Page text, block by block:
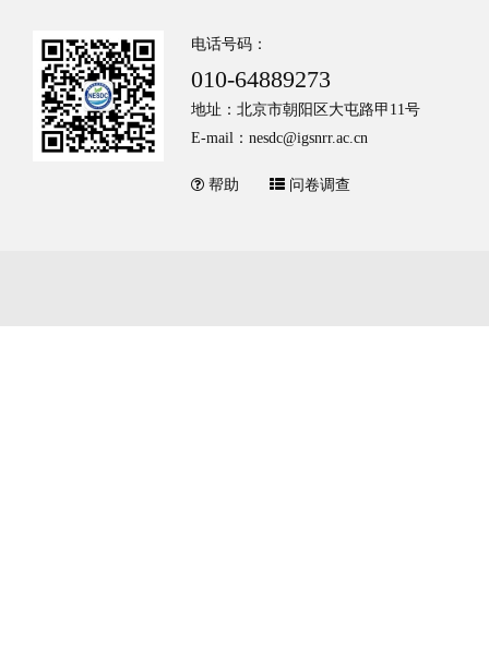
电话号码：
010-64889273
地址：北京市朝阳区大屯路甲11号
E-mail：nesdc@igsnrr.ac.cn
帮助 问卷调查